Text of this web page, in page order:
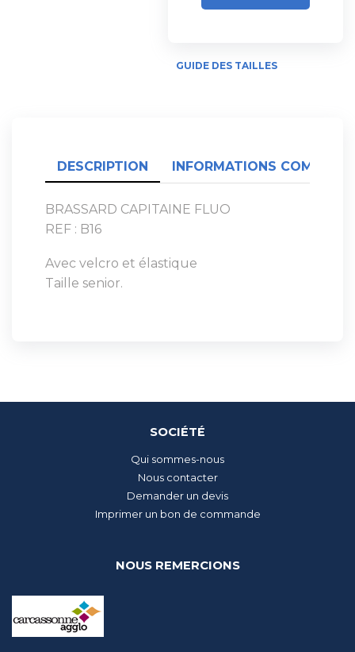
GUIDE DES TAILLES
DESCRIPTION INFORMATIONS
BRASSARD CAPITAINE FLUO
REF : B16
Avec velcro et élastique
Taille senior.
SOCIÉTÉ
Qui sommes-nous
Nous contacter
Demander un devis
Imprimer un bon de commande
NOUS REMERCIONS